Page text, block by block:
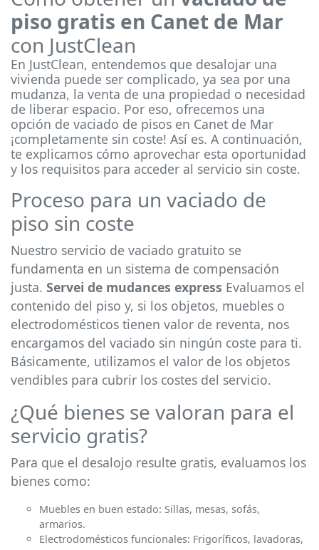
piso gratis en Canet de Mar
con JustClean
En JustClean, entendemos que desalojar una
vivienda puede ser complicado, ya sea por una
mudanza, la venta de una propiedad o necesidad
de liberar espacio. Por eso, ofrecemos una
opción de vaciado de pisos en Canet de Mar
¡completamente sin coste! Así es. A continuación,
te explicamos cómo aprovechar esta oportunidad
y los requisitos para acceder al servicio sin coste.
Proceso para un vaciado de
piso sin coste
Nuestro servicio de vaciado gratuito se
fundamenta en un sistema de compensación
justa. Servei de mudances express Evaluamos el
contenido del piso y, si los objetos, muebles o
electrodomésticos tienen valor de reventa, nos
encargamos del vaciado sin ningún coste para ti.
Básicamente, utilizamos el valor de los objetos
vendibles para cubrir los costes del servicio.
¿Qué bienes se valoran para el
servicio gratis?
Para que el desalojo resulte gratis, evaluamos los
bienes como:
Muebles en buen estado: Sillas, mesas, sofás,
armarios.
Electrodomésticos funcionales: Frigoríficos, lavadoras,